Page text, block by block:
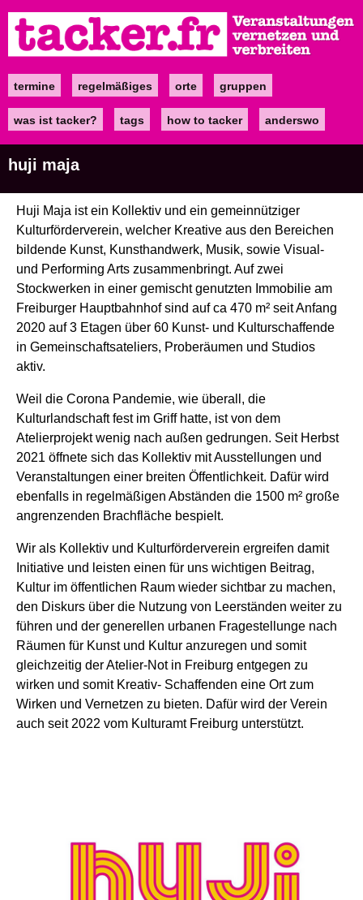
zum
Inhalt
Maintermine regelmäßiges orte gruppen
was ist tacker? tags how to tacker anderswo
huji maja
Huji Maja ist ein Kollektiv und ein gemeinnütziger
Kulturförderverein, welcher Kreative aus den Bereichen
bildende Kunst, Kunsthandwerk, Musik, sowie Visual-
und Performing Arts zusammenbringt. Auf zwei
Stockwerken in einer gemischt genutzten Immobilie am
Freiburger Hauptbahnhof sind auf ca 470 m² seit Anfang
2020 auf 3 Etagen über 60 Kunst- und Kulturschaffende
in Gemeinschaftsateliers, Proberäumen und Studios
aktiv.
Weil die Corona Pandemie, wie überall, die
Kulturlandschaft fest im Griff hatte, ist von dem
Atelierprojekt wenig nach außen gedrungen. Seit Herbst
2021 öffnete sich das Kollektiv mit Ausstellungen und
Veranstaltungen einer breiten Öffentlichkeit. Dafür wird
ebenfalls in regelmäßigen Abständen die 1500 m² große
angrenzenden Brachfläche bespielt.
Wir als Kollektiv und Kulturförderverein ergreifen damit
Initiative und leisten einen für uns wichtigen Beitrag,
Kultur im öffentlichen Raum wieder sichtbar zu machen,
den Diskurs über die Nutzung von Leerständen weiter zu
führen und der generellen urbanen Fragestellunge nach
Räumen für Kunst und Kultur anzuregen und somit
gleichzeitig der Atelier-Not in Freiburg entgegen zu
wirken und somit Kreativ- Schaffenden eine Ort zum
Wirken und Vernetzen zu bieten. Dafür wird der Verein
auch seit 2022 vom Kulturamt Freiburg unterstützt.